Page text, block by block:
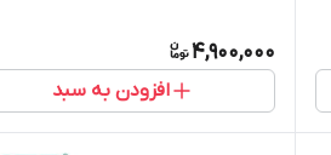
4,900,000
افزودن به سبد